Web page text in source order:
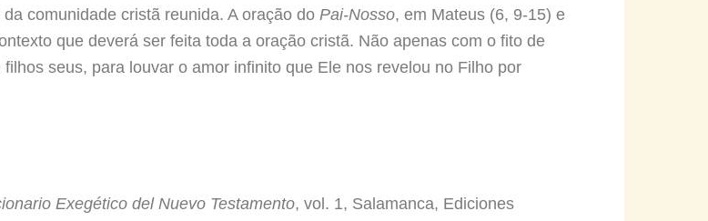
comunidade cristã reunida. A oração do Pai-Nosso, em Mateus (6, 9-15) e
que deverá ser feita toda a oração cristã. Não apenas com o fito de
seus, para louvar o amor infinito que Ele nos revelou no Filho por
Exegético del Nuevo Testamento, vol. 1, Salamanca, Ediciones